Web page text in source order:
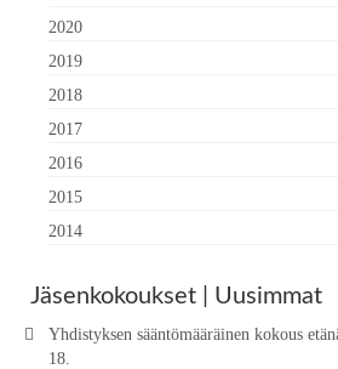
2020
2019
2018
2017
2016
2015
2014
Jäsenkokoukset | Uusimmat
Yhdistyksen sääntömääräinen kokous
18.